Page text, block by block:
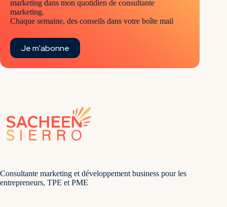
marketing dans mon quotidien de consultante
marketing.
Chaque semaine, des conseils dans votre boîte mail
Je m'abonne
Consultante marketing et développement business pour les
entrepreneurs, TPE et PME